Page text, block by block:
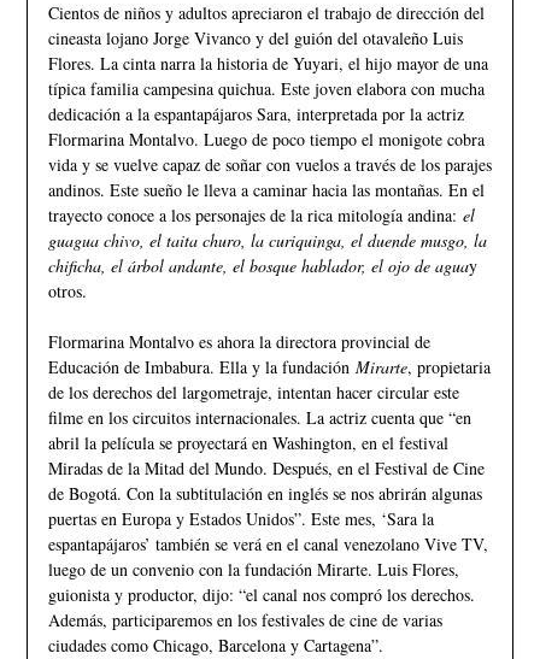
Cientos de niños y adultos apreciaron el trabajo de dirección del
cineasta lojano Jorge Vivanco y del guión del otavaleño Luis
Flores. La cinta narra la historia de Yuyari, el hijo mayor de una
típica familia campesina quichua. Este joven elabora con mucha
dedicación a la espantapájaros Sara, interpretada por la actriz
Flormarina Montalvo. Luego de poco tiempo el monigote cobra
vida y se vuelve capaz de soñar con vuelos a través de los parajes
andinos. Este sueño le lleva a caminar hacia las montañas. En el
trayecto conoce a los personajes de la rica mitología andina: el
guagua chivo, el taita churo, la curiquinga, el duende musgo, la
chificha, el árbol andante, el bosque hablador, el ojo de aguay
otros.
Flormarina Montalvo es ahora la directora provincial de
Educación de Imbabura. Ella y la fundación Mirarte, propietaria
de los derechos del largometraje, intentan hacer circular este
filme en los circuitos internacionales. La actriz cuenta que “en
abril la película se proyectará en Washington, en el festival
Miradas de la Mitad del Mundo. Después, en el Festival de Cine
de Bogotá. Con la subtitulación en inglés se nos abrirán algunas
puertas en Europa y Estados Unidos”. Este mes, ‘Sara la
espantapájaros’ también se verá en el canal venezolano Vive TV,
luego de un convenio con la fundación Mirarte. Luis Flores,
guionista y productor, dijo: “el canal nos compró los derechos.
Además, participaremos en los festivales de cine de varias
ciudades como Chicago, Barcelona y Cartagena”.